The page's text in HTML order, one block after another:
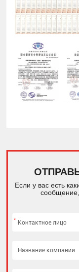
Если у вас есть
*